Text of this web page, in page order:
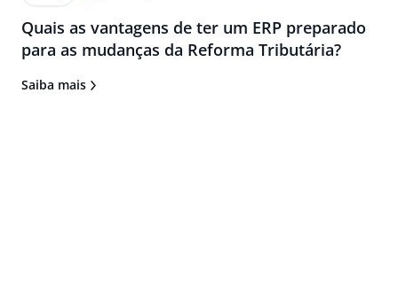
Quais as vantagens de ter um ERP preparado
para as mudanças da Reforma Tributária?
Saiba mais